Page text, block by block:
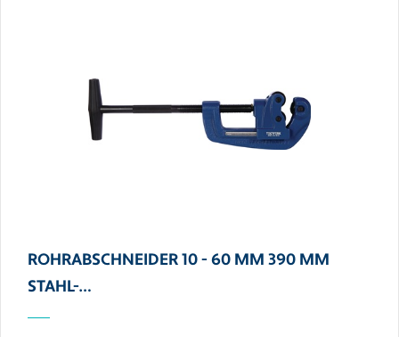
ROHRABSCHNEIDER 10 - 60 MM 390 MM
STAHL-…